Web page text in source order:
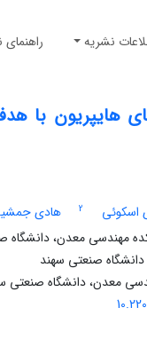
نشریه
هایپریون با
2 هادی
مهندسی معدن، دانشگاه
صنعتی سهند
معدن، دانشگاه صنعتی